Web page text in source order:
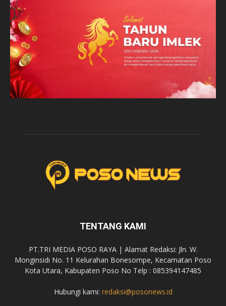
TENTANG KAMI
PT.TRI MEDIA POSO RAYA | Alamat Redaksi: Jln. W.
Monginsidi No. 11 Kelurahan Bonesompe, Kecamatan Poso
Kota Utara, Kabupaten Poso No Telp : 085394147485
Hubungi kami: redaksi@posonews.id